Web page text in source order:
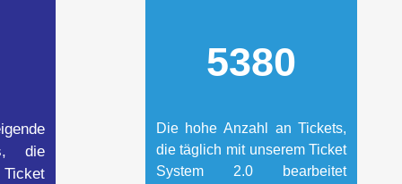
die
5380
Die hohe Anzahl an Tickets,
die täglich mit unserem Ticket
System 2.0 bearbeitet